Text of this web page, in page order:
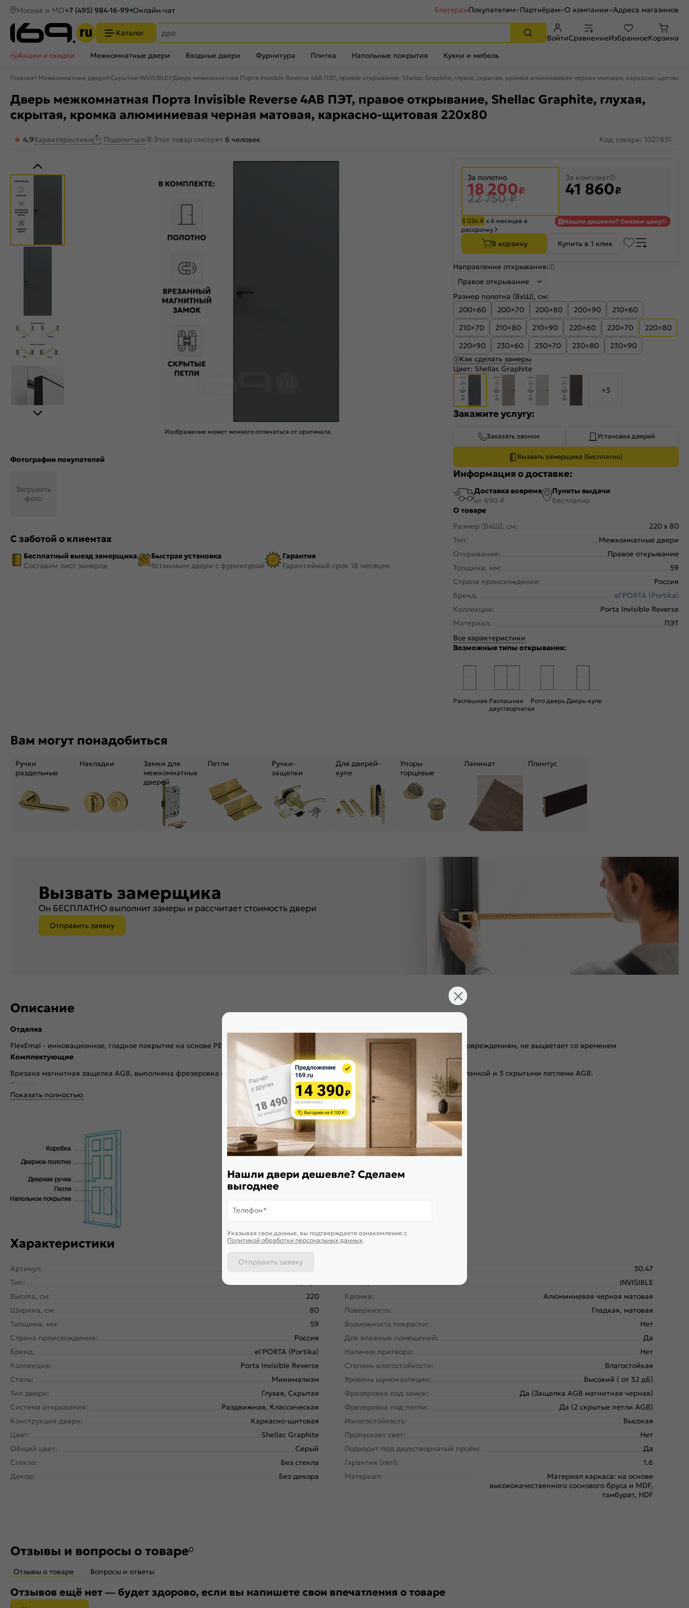
Москва и МО+7 (495) 984-16-99 Онлайн-чат БлогерамПокупателям Партнёрам О компании Адреса магазинов
Каталог
ВойтиСравнениеИзбранноеКорзина
Акции и скидки
Межкомнатные двери Входные двери Фурнитура Плитка Напольные покрытия Кухни и мебель
Главная Межкомнатные двери Скрытые INVISIBLE Дверь межкомнатная Порта Invisible Reverse 4AB ПЭТ, правое открывание, Shellac Graphite, глухая, скрытая, кромка алюминиевая черная матовая, каркасно-щитовая
Дверь межкомнатная Порта Invisible Reverse 4AB ПЭТ, правое открывание, Shellac Graphite, глухая,
скрытая, кромка алюминиевая черная матовая, каркасно-щитовая 220x80
4,9Характеристики Поделиться Этот товар смотрят 6 человек Код товара: 1027851
Изображение может немного отличаться от оригинала.
Фотографии покупателей
Загрузить
фото
С заботой о клиентах
Бесплатный выезд замерщика
Составим лист замеров
Быстрая установка
Установим двери с фурнитурой
Гарантия
Гарантийный срок 18 месяцев
За полотно
18 200₽
22 750₽
За комплект
41 860₽
3 034 ₽ х 6 месяцев в
рассрочку
Нашли дешевле? Снизим цену!
В корзину Купить в 1 клик
Направление открывания:
Правое открывание
Размер полотна (ВхШ), см:
200×60
200×70 200×80 200×90
210×60
210×70
210×80 210×90 220×60 220×70
220×80
220×90
230×60 230×70 230×80
230×90
Как сделать замеры
Цвет: Shellac Graphite
+3
Закажите услугу:
Заказать звонок Установка дверей
Вызвать замерщика (Бесплатно)
Информация о доставке:
Доставка вовремя
от 690 ₽
Пункты выдачи
бесплатно
О товаре
Размер (ВхШ), см:
220 x 80
Тип:
Межкомнатные двери
Открывание:
Правое открывание
Толщина, мм:
59
Страна происхождения:
Россия
Бренд:
el’PORTA (Portika)
Коллекция:
Porta Invisible Reverse
Материал:
ПЭТ
Все характеристики
Возможные типы открывания:
Распашная Распашная
двустворчатая
Рото дверь Дверь-купе
Вам могут понадобиться
Ручки
раздельные
Накладки
Замки для
межкомнатных
дверей
Петли
Ручки-
защелки
Для дверей-
купе
Упоры
торцевые
Ламинат Плинтус
Вызвать замерщика
Он БЕСПЛАТНО выполнит замеры и рассчитает стоимость двери
Отправить заявку
Описание
Отделка
FlexEmal - инновационное, гладкое покрытие на основе PET (Южная Корея), превосходящее эмаль. Экологично, устойчиво к повреждениям, не выцветает со временем
Комплектующие
Врезана магнитная защелка AGB, выполнена фрезеровка под 3 скрытые петли. Дверная коробка укомплектована ответной планкой и 3 скрытыми петлями AGB.
Стекло
Без стекла
Дверь скрытого монтажа с внутреннем открыванием. Щитовая дверь высокой прочности, которую обеспечивает жесткий тамбурат с малым размером ячейки и плита HDF. Используем
PUR-клея необратимой полимеризации. По периметру двери установлена алюминиевая кромка в цвете Черный
Показать полностью
Характеристики
Артикул:
58180-10887
Тип:
Высота, см:
220
Ширина, см:
80
Толщина, мм:
59
Страна происхождения:
Россия
Бренд:
el’PORTA (Portika)
Коллекция:
Porta Invisible Reverse
Стиль:
Минимализм
Тип двери:
Глухая, Скрытая
Система открывания:
Раздвижная, Классическая
Конструкция двери:
Каркасно-щитовая
Цвет:
Shellac Graphite
Общий цвет:
Серый
Стекло:
Без стекла
Декор:
Без декора
30.47
INVISIBLE
Кромка:
Алюминиевая черная матовая
Поверхность:
Гладкая, матовая
Возможность покраски:
Нет
Для влажных помещений:
Да
Наличие притвора:
Нет
Степень влагостойкости:
Влагостойкая
Уровень шумоизоляции:
Высокий ( от 32 дБ)
Фрезеровка под замок:
Да (Защелка AGB магнитная черная)
Фрезеровка под петли:
Да (2 скрытые петли AGB)
Износостойкость:
Высокая
Пропускает свет:
Нет
Подходит под двухстворчатый проём:
Да
Гарантия (лет):
1.6
Материал:
Материал каркаса: на основе
высококачественного соснового бруса и MDF,
тамбурат, HDF
Отзывы и вопросы о товаре0
Отзывы о товаре Вопросы и ответы
Отзывов ещё нет — будет здорово, если вы напишете свои впечатления о товаре
Нашли двери дешевле? Сделаем
выгоднее
Телефон*
Указывая свои данные, вы подтверждаете ознакомление c
Политикой обработки персональных данных.
Отправить заявку